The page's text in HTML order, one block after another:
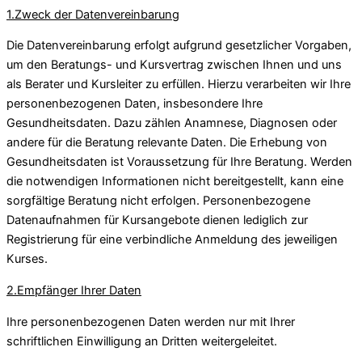
1.Zweck der Datenvereinbarung
Die Datenvereinbarung erfolgt aufgrund gesetzlicher Vorgaben,
um den Beratungs- und Kursvertrag zwischen Ihnen und uns
als Berater und Kursleiter zu erfüllen. Hierzu verarbeiten wir Ihre
personenbezogenen Daten, insbesondere Ihre
Gesundheitsdaten. Dazu zählen Anamnese, Diagnosen oder
andere für die Beratung relevante Daten. Die Erhebung von
Gesundheitsdaten ist Voraussetzung für Ihre Beratung. Werden
die notwendigen Informationen nicht bereitgestellt, kann eine
sorgfältige Beratung nicht erfolgen. Personenbezogene
Datenaufnahmen für Kursangebote dienen lediglich zur
Registrierung für eine verbindliche Anmeldung des jeweiligen
Kurses.
2.Empfänger Ihrer Daten
Ihre personenbezogenen Daten werden nur mit Ihrer
schriftlichen Einwilligung an Dritten weitergeleitet.